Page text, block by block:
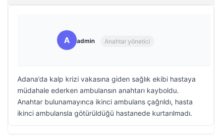
A admin Anahtar yönetici
Adana’da kalp krizi vakasına giden sağlık ekibi hastaya
müdahale ederken ambulansın anahtarı kayboldu.
Anahtar bulunamayınca ikinci ambulans çağrıldı, hasta
ikinci ambulansla götürüldüğü hastanede kurtarılmadı.